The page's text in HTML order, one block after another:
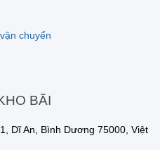
chuyển
BÃI
Dĩ An, Bình Dương 75000, Việt